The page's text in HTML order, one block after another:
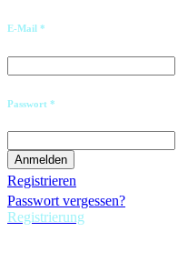
E-Mail *
Passwort *
Registrieren
Passwort vergessen?
Registrierung